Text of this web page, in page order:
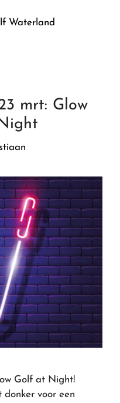
Waterland
mrt: Glow
Golf at Night!
donker voor een